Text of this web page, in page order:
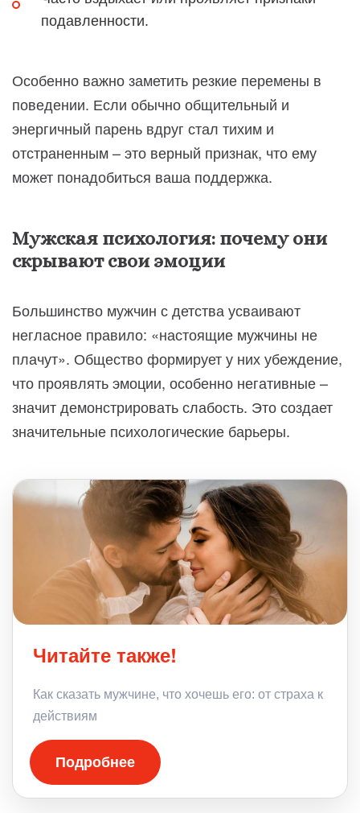
подавленности.
Особенно важно заметить резкие перемены в
поведении. Если обычно общительный и
энергичный парень вдруг стал тихим и
отстраненным – это верный признак, что ему
может понадобиться ваша поддержка.
Мужская психология: почему они
скрывают свои эмоции
Большинство мужчин с детства усваивают
негласное правило: «настоящие мужчины не
плачут». Общество формирует у них убеждение,
что проявлять эмоции, особенно негативные –
значит демонстрировать слабость. Это создает
значительные психологические барьеры.
Читайте также!
Как сказать мужчине, что хочешь его: от страха к
действиям
Подробнее